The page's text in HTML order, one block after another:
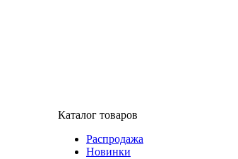
Каталог товаров
Распродажа
Новинки